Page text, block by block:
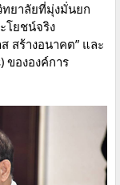
ยาลัยที่มุ่งมั่นยก
โยชน์จริง
สร้างอนาคต” และ
ขององค์การ